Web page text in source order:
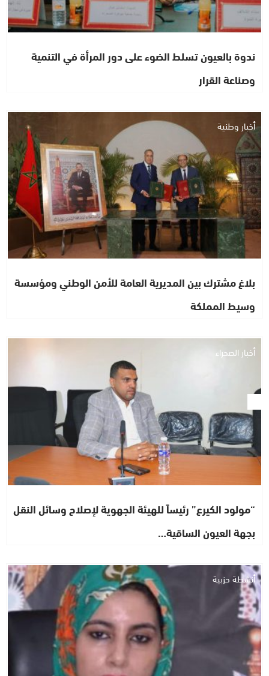
ندوة بالعيون تسلط الضوء على دور المرأة في التنمية
وصناعة القرار
أخبار وطنية
بلاغ مشترك بين المديرية العامة للأمن الوطني ومؤسسة
وسيط المملكة
أخبار الصحراء
“مولود الكيرع” رئيساً للهيئة الجهوية لإصلاح وسائل النقل
بجهة العيون الساقية…
أنشطة حزبية